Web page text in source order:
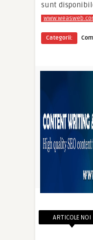
sunt
Categorii:
ARTICOLE NOI